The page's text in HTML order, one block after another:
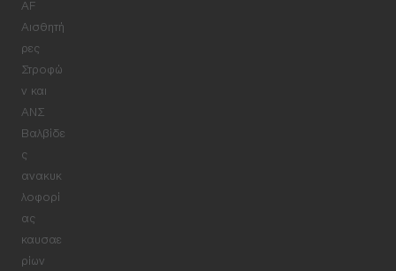
AF
Αισθητή
ρες
Στροφώ
ν και
ΑΝΣ
Βαλβίδε
ς
ανακυκ
λοφορί
ας
καυσαε
ρίων